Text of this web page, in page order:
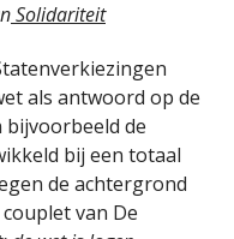
Solidariteit
als antwoord op de
de
bij een totaal
de achtergrond
van De